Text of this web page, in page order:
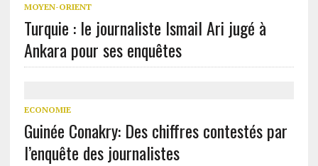
MOYEN-ORIENT
Turquie : le journaliste Ismail Ari jugé à
Ankara pour ses enquêtes
ECONOMIE
Guinée Conakry: Des chiffres contestés par
l’enquête des journalistes